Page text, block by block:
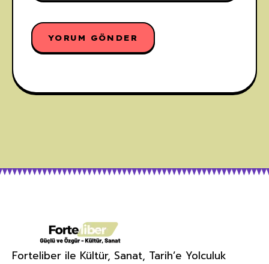
Forteliber ile Kültür, Sanat, Tarih’e Yolculuk